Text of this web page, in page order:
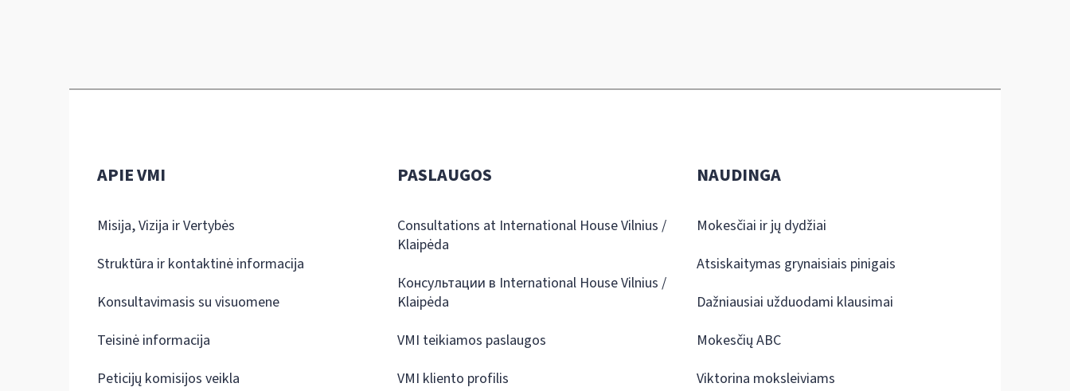
APIE VMI
Misija, Vizija ir Vertybės
Struktūra ir kontaktinė informacija
Konsultavimasis su visuomene
Teisinė informacija
Peticijų komisijos veikla
PASLAUGOS
Consultations at International House Vilnius /
Klaipėda
Консультации в International House Vilnius /
Klaipėda
VMI teikiamos paslaugos
VMI kliento profilis
NAUDINGA
Mokesčiai ir jų dydžiai
Atsiskaitymas grynaisiais pinigais
Dažniausiai užduodami klausimai
Mokesčių ABC
Viktorina moksleiviams